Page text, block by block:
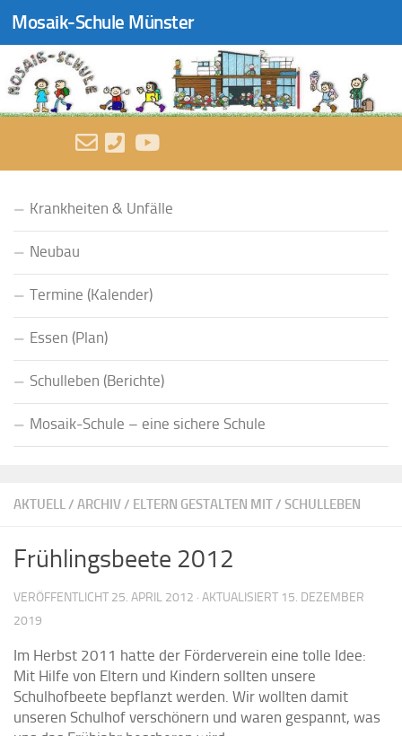
Zum Inhalt springen
Mosaik-Schule Münster
AKTUELL/ ARCHIV/ ELTERN GESTALTEN MIT/ SCHULLEBEN
Frühlingsbeete 2012
VERÖFFENTLICHT 25. APRIL 2012 · AKTUALISIERT 15. DEZEMBER
2019
Im Herbst 2011 hatte der Förderverein eine tolle Idee:
Mit Hilfe von Eltern und Kindern sollten unsere
Schulhofbeete bepflanzt werden. Wir wollten damit
unseren Schulhof verschönern und waren gespannt, was
Krankheiten & Unfälle
Neubau
Termine (Kalender)
Essen (Plan)
Schulleben (Berichte)
Mosaik-Schule – eine sichere Schule